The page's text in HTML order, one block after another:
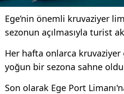
Ege’nin önemli kruvaziyer
sezonun açılmasıyla turist
Her hafta onlarca kruvaziyer
yoğun bir sezona sahne
Son olarak Ege Port